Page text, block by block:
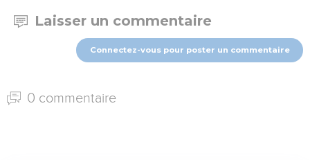
Laisser un commentaire
Connectez-vous pour poster un commentaire
0 commentaire